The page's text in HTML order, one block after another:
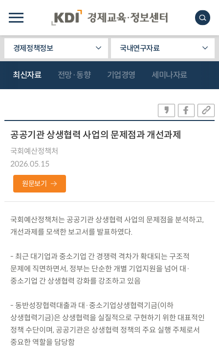
경제정책정보 국내연구자료
최신자료 전망·동향 기업경영 세미나자료
공공기관 상생협력 사업의 문제점과 개선과제
국회예산정책처
2026.05.15
원문보기
국회예산정책처는 공공기관 상생협력 사업의 문제점을 분석하고,
개선과제를 모색한 보고서를 발표하였다.
- 최근 대기업과 중소기업 간 경쟁력 격차가 확대되는 구조적
문제에 직면하면서, 정부는 단순한 개별 기업지원을 넘어 대·
중소기업 간 상생협력 강화를 강조하고 있음
- 동반성장협력대출과 대·중소기업상생협력기금(이하
상생협력기금)은 상생협력을 실질적으로 구현하기 위한 대표적인
정책 수단이며, 공공기관은 상생협력 정책의 주요 실행 주체로서
중요한 역할을 담당함